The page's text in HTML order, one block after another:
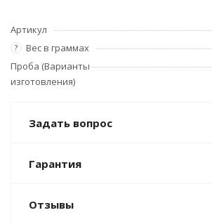
Артикул
? Вес в граммах
Проба (Варианты
изготовления)
Задать вопрос
Гарантия
Отзывы